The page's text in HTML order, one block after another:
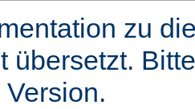
zu
übersetzt.